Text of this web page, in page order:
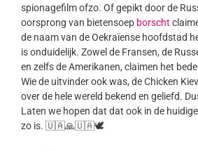
spionagefilm ofzo. Of gepikt door de
oorsprong van bietensoep borscht
de naam van de Oekraïense hoofdstad
is onduidelijk. Zowel de Fransen, de
en zelfs de Amerikanen, claimen het
Wie de uitvinder ook was, de Chicken
over de hele wereld bekend en geliefd.
Laten we hopen dat dat ook in de
zo is. 🇺🇦🙏🇺🇦🕊